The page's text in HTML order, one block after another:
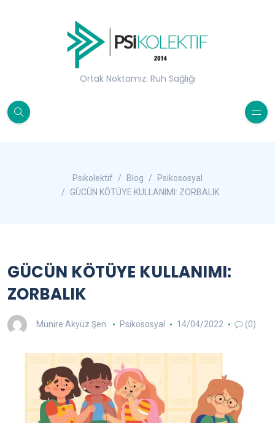
Ortak Noktamız: Ruh Sağlığı
Psikolektif Blog
Psikososyal
GÜCÜN KÖTÜYE KULLANIMI: ZORBALIK
GÜCÜN KÖTÜYE KULLANIMI:
ZORBALIK
Münire Akyüz Şen Psikososyal 14/04/2022 (0)